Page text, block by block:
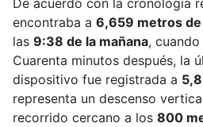
encontraba a 6,659 metros
las 9:38 de la mañana,
Cuarenta minutos después, la
dispositivo fue registrada a
representa un descenso
recorrido cercano a los 800